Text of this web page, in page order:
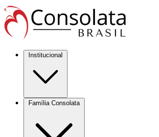
Institucional
Família Consolata